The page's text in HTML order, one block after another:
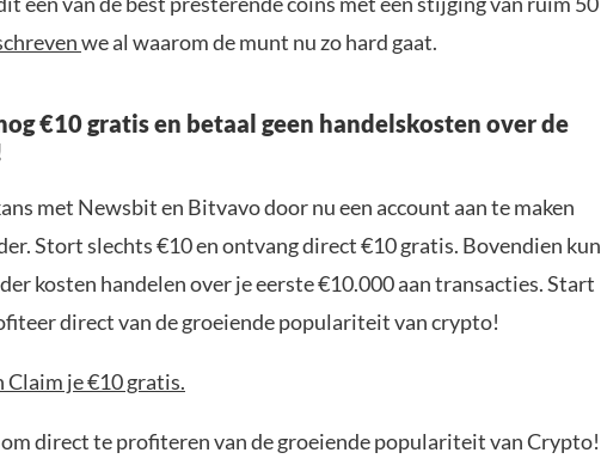
we al waarom de munt nu zo hard gaat.
€10 gratis en betaal geen handelskosten over de
met Newsbit en Bitvavo door nu een account aan te maken
Stort slechts €10 en ontvang direct €10 gratis. Bovendien kun
kosten handelen over je eerste €10.000 aan transacties. Start
direct van de groeiende populariteit van crypto!
Claim je €10 gratis.
direct te profiteren van de groeiende populariteit van Crypto!